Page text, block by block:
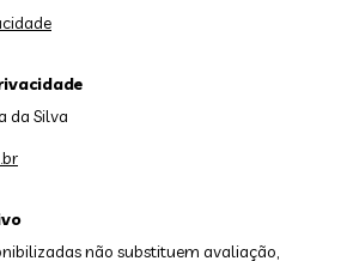
não substituem avaliação,
da Silva